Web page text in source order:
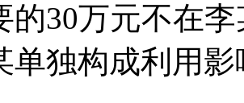
的30万元不在
单独构成利用